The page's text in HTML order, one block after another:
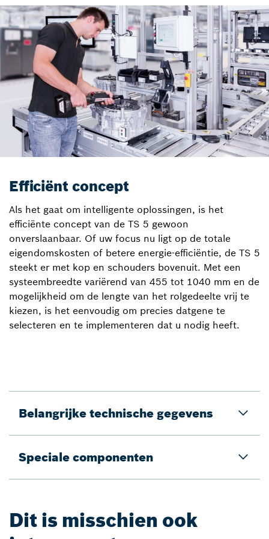
Efficiënt concept
Als het gaat om intelligente oplossingen, is het
efficiënte concept van de TS 5 gewoon
onverslaanbaar. Of uw focus nu ligt op de totale
eigendomskosten of betere energie-efficiëntie, de TS 5
steekt er met kop en schouders bovenuit. Met een
systeembreedte variërend van 455 tot 1040 mm en de
mogelijkheid om de lengte van het rolgedeelte vrij te
kiezen, is het eenvoudig om precies datgene te
selecteren en te implementeren dat u nodig heeft.
Belangrijke technische gegevens
Speciale componenten
Dit is misschien ook